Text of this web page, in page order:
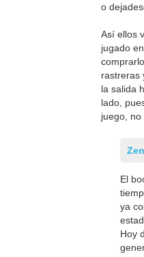
o
Así ellos
jugado
rastreras
la salida
lado,
juego,
El
ya
Hoy